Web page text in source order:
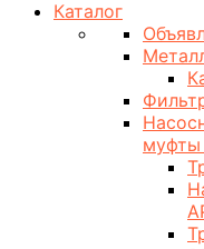
Каталог